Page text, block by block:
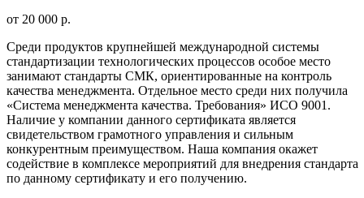
от 20 000 р.
Среди продуктов крупнейшей международной системы
стандартизации технологических процессов особое место
занимают стандарты СМК, ориентированные на контроль
качества менеджмента. Отдельное место среди них получила
«Система менеджмента качества. Требования» ИСО 9001.
Наличие у компании данного сертификата является
свидетельством грамотного управления и сильным
конкурентным преимуществом. Наша компания окажет
содействие в комплексе мероприятий для внедрения стандарта
по данному сертификату и его получению.